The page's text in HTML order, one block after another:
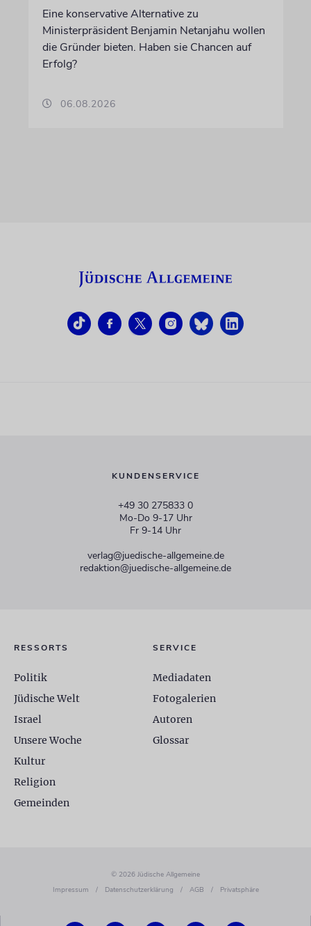
Eine konservative Alternative zu
Ministerpräsident Benjamin Netanjahu wollen
die Gründer bieten. Haben sie Chancen auf
Erfolg?
06.08.2026
KUNDENSERVICE
+49 30 275833 0
Mo-Do 9-17 Uhr
Fr 9-14 Uhr
verlag@juedische-allgemeine.de
redaktion@juedische-allgemeine.de
RESSORTS
Politik
Jüdische Welt
Israel
Unsere Woche
Kultur
Religion
Gemeinden
SERVICE
Mediadaten
Fotogalerien
Autoren
Glossar
© 2026 Jüdische Allgemeine
Impressum
/ Datenschutzerklärung / AGB / Privatsphäre